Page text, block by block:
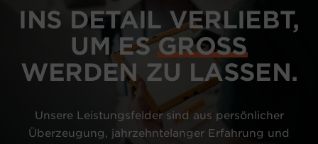
INS DETAIL VERLIEBT,
UM ESGROSS
WERDEN ZU LASSEN.
Unsere Leistungsfelder sind aus persönlicher
Überzeugung, jahrzehntelanger Erfahrung und